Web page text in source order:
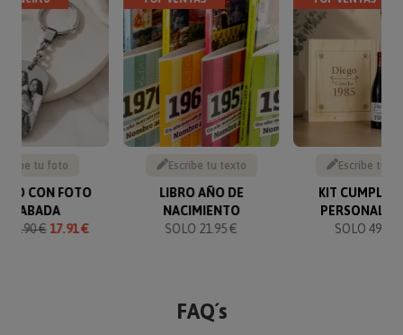
Sube tu foto
CON FOTO
GRABADA
19.90 €17.91 €
Escribe tu texto
LIBRO AÑO DE
NACIMIENTO
SOLO 21.95 €
Escribe tu
KIT
SOLO 49.90
FAQ´s